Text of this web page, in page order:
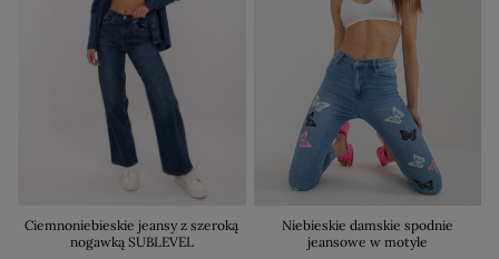
Ciemnoniebieskie jeansy z szeroką
nogawką SUBLEVEL
Niebieskie damskie spodnie
jeansowe w motyle